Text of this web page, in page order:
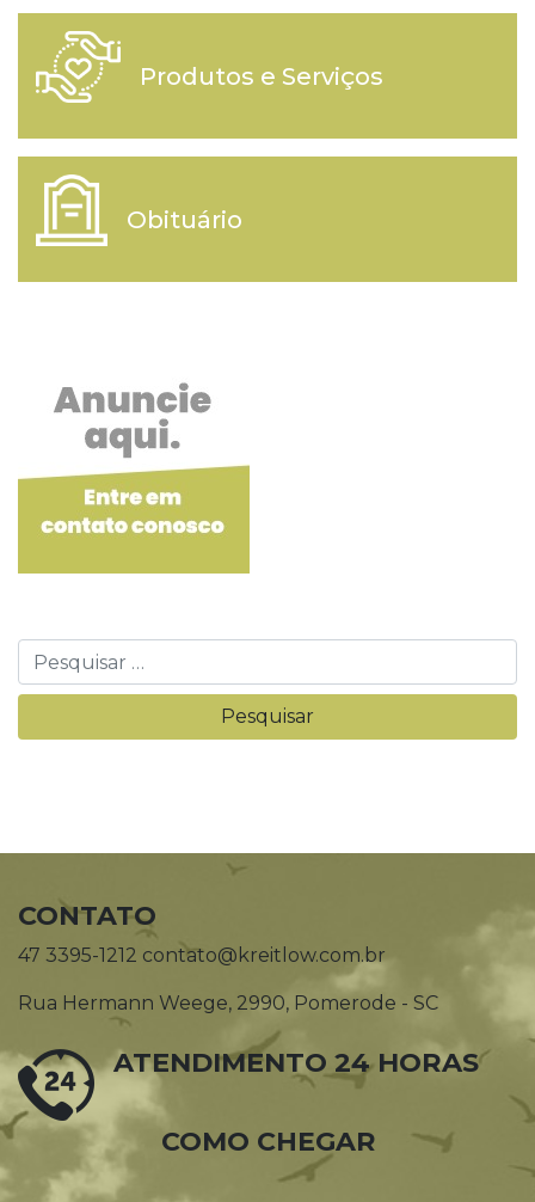
Produtos e Serviços
Obituário
CONTATO
47 3395-1212 contato@kreitlow.com.br
Rua Hermann Weege, 2990, Pomerode - SC
ATENDIMENTO 24 HORAS
COMO CHEGAR